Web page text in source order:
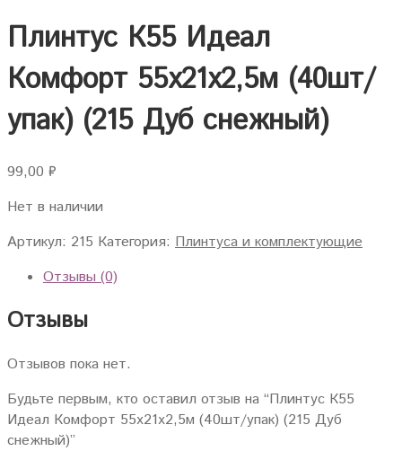
Плинтус К55 Идеал
Комфорт 55х21х2,5м (40шт/
упак) (215 Дуб снежный)
99,00 ₽
Нет в наличии
Артикул: 215 Категория: Плинтуса и комплектующие
Отзывы (0)
Отзывы
Отзывов пока нет.
Будьте первым, кто оставил отзыв на “Плинтус К55
Идеал Комфорт 55х21х2,5м (40шт/упак) (215 Дуб
снежный)”